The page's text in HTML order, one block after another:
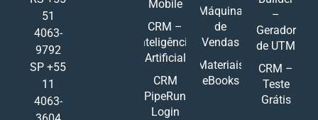
51
4063-
9792
SP +55
11
4063-
Mobile
CRM –
Inteligência
Artificial
CRM
PipeRun
Login
Máquina
de
Vendas
Materiais
eBooks
–
Gerador
de UTM
CRM –
Teste
Grátis